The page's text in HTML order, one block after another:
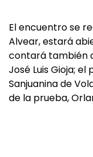
El encuentro se
Alvear, estará
contará también
José Luis Gioja;
Sanjuanina de
de la prueba,